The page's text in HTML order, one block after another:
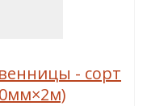
- сорт